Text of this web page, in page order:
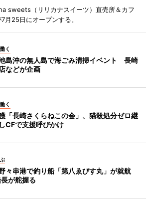
sweets（リリカナスイーツ）直売所＆カフ
月25日にオープンする。
く
島沖の無人島で海ごみ清掃イベント 長崎
などが企画
く
「長崎さくらねこの会」、猫殺処分ゼロ継
CFで支援呼びかけ
々串港で釣り船「第八ゑびす丸」が就航
が舵握る